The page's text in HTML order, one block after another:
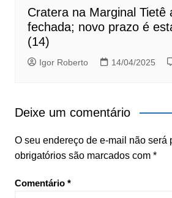
Cratera na Marginal Tietê
fechada; novo prazo é
(14)
Igor Roberto 14/04/2025
Deixe um comentário
O seu endereço de e-mail não será
obrigatórios são marcados com *
Comentário *